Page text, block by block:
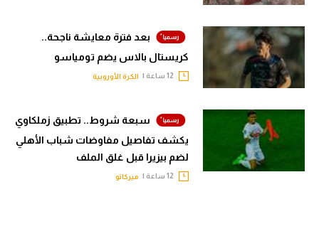
بعد فترة معايشة ناجحة..
كريستال بالاس يضم تومياسو
الكرة الأوروبية
سبعة شروط.. تطبيق زملكاوي
يكشف تفاصيل مفاوضات شباب الأهلي
لضم بيزيرا قبل غلق الملف
ميركاتو